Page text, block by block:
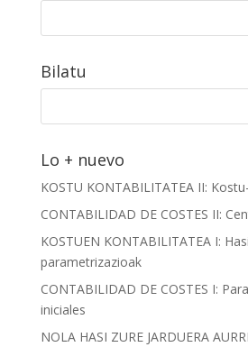
Bilatu
Lo + nuevo
KOSTU KONTABILITATEA II:
CONTABILIDAD DE COSTES II:
KOSTUEN KONTABILITATEA I:
parametrizazioak
CONTABILIDAD DE COSTES I:
iniciales
NOLA HASI ZURE JARDUERA